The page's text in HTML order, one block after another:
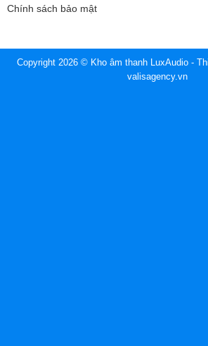
Chính sách bảo mật
Copyright 2026 © Kho âm thanh LuxAudio -
valisagency.vn